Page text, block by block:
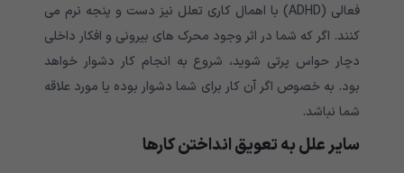
فعالی (ADHD) با اهمال کاری تعلل نیز دست و پنجه نرم می
کنند. اگر که شما در اثر وجود محرک های بیرونی و افکار داخلی
دچار حواس پرتی شوید، شروع به انجام کار دشوار خواهد
بود. به خصوص اگر آن کار برای شما دشوار بوده یا مورد علاقه
شما نباشد.
سایر علل به تعویق انداختن کارها